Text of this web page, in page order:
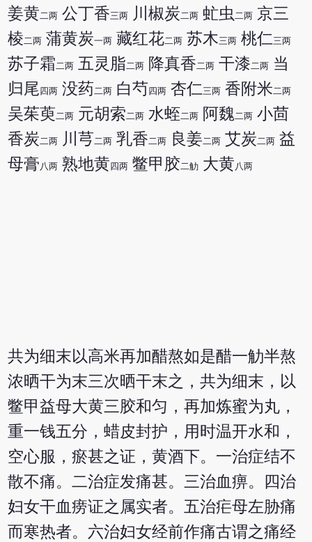
姜黄 二两 公丁香三两 川椒炭 二两 虻虫 二两 京三
棱 二两 蒲黄炭一两 藏红花二两 苏木三两 桃仁 三两
苏子霜 二两 五灵脂 二两 降真香 二两 干漆 二两 当
归尾 四两 没药 二两 白芍四两 杏仁 三两 香附米 二两
吴茱萸 二两 元胡索 二两 水蛭二两 阿魏 二两 小茴
香炭 二两 川芎 二两 乳香 二两 良姜 二两 艾炭 二两 益
母膏 八两 熟地黄四两 鳖甲胶二觔 大黄 八两
共为细末以高米再加醋熬如是醋一觔半熬
浓晒干为末三次晒干末之，共为细末，以
鳖甲益母大黄三胶和匀，再加炼蜜为丸，
重一钱五分，蜡皮封护，用时温开水和，
空心服，瘀甚之证，黄酒下。一治症结不
散不痛。二治症发痛甚。三治血痹。四治
妇女干血痨证之属实者。五治疟母左胁痛
而寒热者。六治妇女经前作痛古谓之痛经